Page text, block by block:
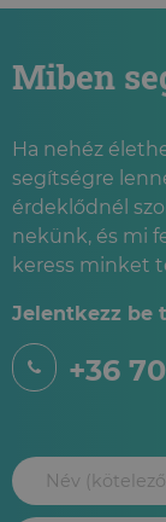
Miben
Ha nehéz
segítségre
érdeklődnél
nekünk, és mi
keress minket
Jelentkezz be
+36